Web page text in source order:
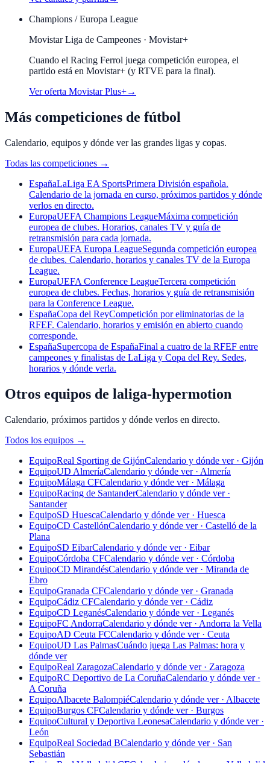
Champions / Europa League
Movistar Liga de Campeones · Movistar+
Cuando el Racing Ferrol juega competición europea, el
partido está en Movistar+ (y RTVE para la final).
Ver oferta Movistar Plus+→
Más competiciones de fútbol
Calendario, equipos y dónde ver las grandes ligas y copas.
Todas las competiciones →
EspañaLaLiga EA SportsPrimera División española.
Calendario de la jornada en curso, próximos partidos y dónde
verlos en directo.
EuropaUEFA Champions LeagueMáxima competición
europea de clubes. Horarios, canales TV y guía de
retransmisión para cada jornada.
EuropaUEFA Europa LeagueSegunda competición europea
de clubes. Calendario, horarios y canales TV de la Europa
League.
EuropaUEFA Conference LeagueTercera competición
europea de clubes. Fechas, horarios y guía de retransmisión
para la Conference League.
EspañaCopa del ReyCompetición por eliminatorias de la
RFEF. Calendario, horarios y emisión en abierto cuando
corresponde.
EspañaSupercopa de EspañaFinal a cuatro de la RFEF entre
campeones y finalistas de LaLiga y Copa del Rey. Sedes,
horarios y dónde verla.
Otros equipos de laliga-hypermotion
Calendario, próximos partidos y dónde verlos en directo.
Todos los equipos →
EquipoReal Sporting de GijónCalendario y dónde ver · Gijón
EquipoUD AlmeríaCalendario y dónde ver · Almería
EquipoMálaga CFCalendario y dónde ver · Málaga
EquipoRacing de SantanderCalendario y dónde ver ·
Santander
EquipoSD HuescaCalendario y dónde ver · Huesca
EquipoCD CastellónCalendario y dónde ver · Castelló de la
Plana
EquipoSD EibarCalendario y dónde ver · Eibar
EquipoCórdoba CFCalendario y dónde ver · Córdoba
EquipoCD MirandésCalendario y dónde ver · Miranda de
Ebro
EquipoGranada CFCalendario y dónde ver · Granada
EquipoCádiz CFCalendario y dónde ver · Cádiz
EquipoCD LeganésCalendario y dónde ver · Leganés
EquipoFC AndorraCalendario y dónde ver · Andorra la Vella
EquipoAD Ceuta FCCalendario y dónde ver · Ceuta
EquipoUD Las PalmasCuándo juega Las Palmas: hora y
dónde ver
EquipoReal ZaragozaCalendario y dónde ver · Zaragoza
EquipoRC Deportivo de La CoruñaCalendario y dónde ver ·
A Coruña
EquipoAlbacete BalompiéCalendario y dónde ver · Albacete
EquipoBurgos CFCalendario y dónde ver · Burgos
EquipoCultural y Deportiva LeonesaCalendario y dónde ver ·
León
EquipoReal Sociedad BCalendario y dónde ver · San
Sebastián